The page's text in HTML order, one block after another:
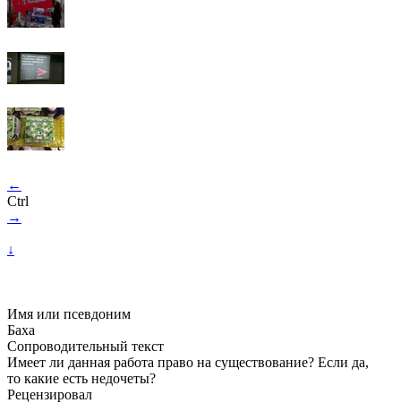
←
Ctrl
→
↓
Имя или псевдоним
Баха
Сопроводительный текст
Имеет ли данная работа право на существование? Если да,
то какие есть недочеты?
Рецензировал